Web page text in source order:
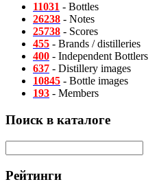
11031 - Bottles
26238 - Notes
25738 - Scores
455 - Brands / distilleries
400 - Independent Bottlers
637 - Distillery images
10845 - Bottle images
193 - Members
Поиск в каталоге
Рейтинги